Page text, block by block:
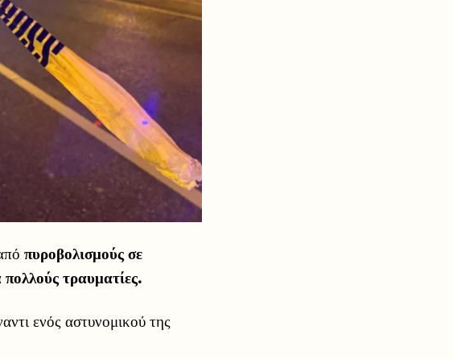
πυροβολισμούς σε
πολλούς τραυματίες.
ενός αστυνομικού της